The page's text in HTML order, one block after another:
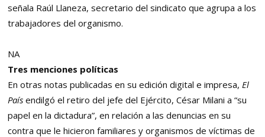
señala Raúl Llaneza, secretario del sindicato que agrupa a los
trabajadores del organismo.
NA
Tres menciones políticas
En otras notas publicadas en su edición digital e impresa, El
Paísendilgó el retiro del jefe del Ejército, César Milani a “su
papel en la dictadura”, en relación a las denuncias en su
contra que le hicieron familiares y organismos de víctimas de